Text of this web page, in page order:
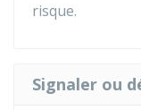
risque.
Signaler ou